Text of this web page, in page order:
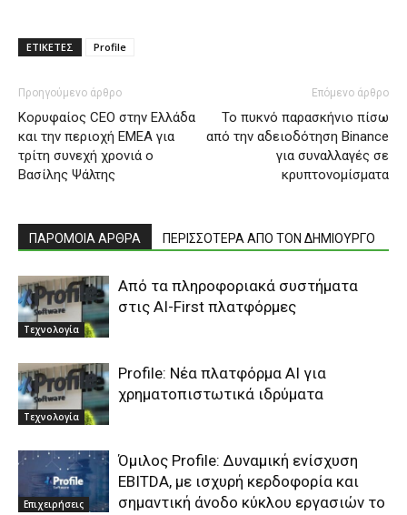
ΕΤΙΚΕΤΕΣ Profile
Προηγούμενο άρθρο
Κορυφαίος CEO στην Ελλάδα
και την περιοχή EMEA για
τρίτη συνεχή χρονιά ο
Βασίλης Ψάλτης
Επόμενο άρθρο
Το πυκνό παρασκήνιο πίσω
από την αδειοδότηση Binance
για συναλλαγές σε
κρυπτονομίσματα
ΠΑΡΟΜΟΙΑ ΑΡΘΡΑ ΠΕΡΙΣΣΟΤΕΡΑ ΑΠΟ ΤΟΝ ΔΗΜΙΟΥΡΓΟ
Τεχνολογία
Από τα πληροφοριακά συστήματα
στις AI-First πλατφόρμες
Τεχνολογία
Profile: Νέα πλατφόρμα ΑΙ για
χρηματοπιστωτικά ιδρύματα
Επιχειρήσεις
Όμιλος Profile: Δυναμική ενίσχυση
EBITDA, με ισχυρή κερδοφορία και
σημαντική άνοδο κύκλου εργασιών το